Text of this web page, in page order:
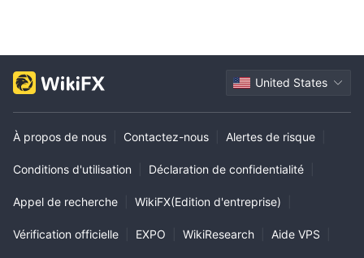
United States
À propos de nous Contactez-nous Alertes de risque
Conditions d'utilisation Déclaration de confidentialité
Appel de recherche WikiFX(Edition d'entreprise)
Vérification officielle EXPO WikiResearch Aide VPS